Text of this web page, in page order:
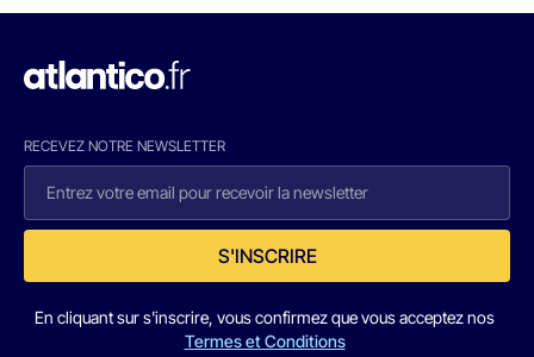
RECEVEZ NOTRE NEWSLETTER
S'INSCRIRE
En cliquant sur s'inscrire, vous confirmez que vous acceptez nos
Termes et Conditions